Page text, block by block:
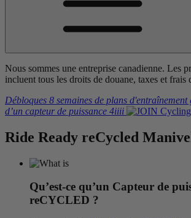
Nous sommes une entreprise canadienne. Les
incluent tous les droits de douane, taxes et frais
Débloques 8 semaines de plans d'entraînement
d’un capteur de puissance 4iiii
Ride Ready reCycled
Qu’est-ce qu’un Capteur de
reCYCLED ?